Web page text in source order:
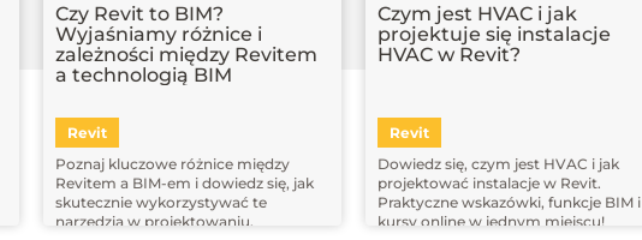
Czy Revit to BIM?
Wyjaśniamy różnice i
zależności między Revitem
a technologią BIM
Revit
Poznaj kluczowe różnice między
Revitem a BIM-em i dowiedz się, jak
skutecznie wykorzystywać te
narzędzia w projektowaniu.
Czym jest HVAC i jak
projektuje się instalacje
HVAC w Revit?
Revit
Dowiedz się, czym jest HVAC i jak
projektować instalacje w Revit.
Praktyczne wskazówki, funkcje BIM i
kursy online w jednym miejscu!